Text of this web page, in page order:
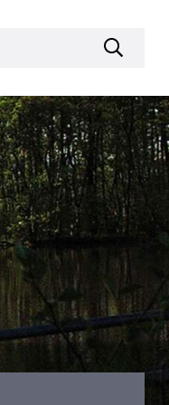
Suche